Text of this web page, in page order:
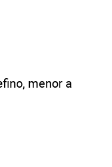
menor a